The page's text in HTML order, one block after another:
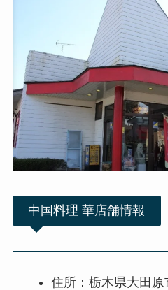
中国料理 華店舗情報
住所：栃木県大田原